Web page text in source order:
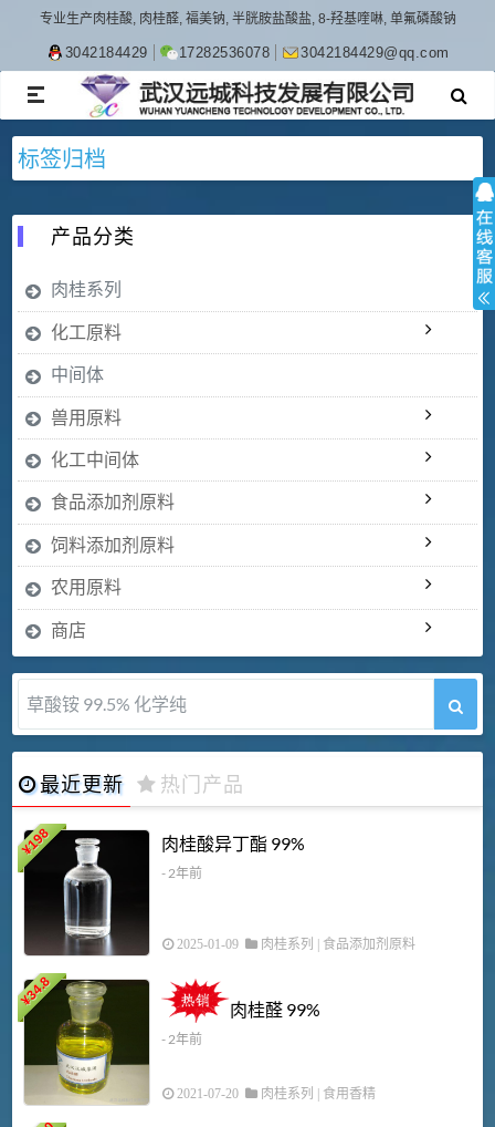
专业生产肉桂酸, 肉桂醛, 福美钠, 半胱胺盐酸盐, 8-羟基喹啉, 单氟磷酸钠
3042184429 17282536078 3042184429@qq.com
TOGGLE
NAVIGATION
标签归档
产品分类
肉桂系列
化工原料
中间体
兽用原料
化工中间体
食品添加剂原料
饲料添加剂原料
农用原料
商店
草酸铵 99.5% 化学纯
最近更新 热门产品
¥
198 肉桂酸异丁酯 99%
- 2年前
2025-01-09 肉桂系列 食品添加剂原料
¥
34.8
肉桂醛 99%
- 2年前
2021-07-20 肉桂系列 食用香精